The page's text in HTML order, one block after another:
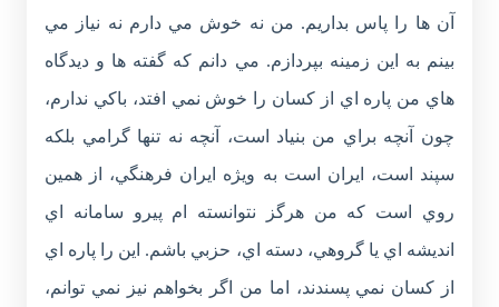
آن ها را پاس بداريم. من نه خوش مي دارم نه نياز مي
بينم به اين زمينه بپردازم. مي دانم که گفته ها و ديدگاه
هاي من پاره اي از کسان را خوش نمي افتد، باکي ندارم،
چون آنچه براي من بنياد است، آنچه نه تنها گرامي بلکه
سپند است، ايران است به ويژه ايران فرهنگي، از همين
روي است که من هرگز نتوانسته ام پيرو سامانه اي
انديشه اي يا گروهي، دسته اي، حزبي باشم. اين را پاره اي
از کسان نمي پسندند، اما من اگر بخواهم نيز نمي توانم،